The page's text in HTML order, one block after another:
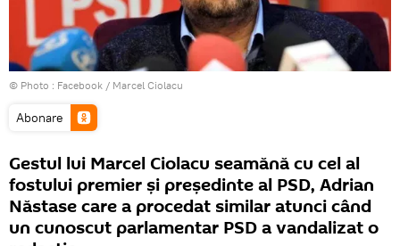
© Photo : Facebook / Marcel Ciolacu
Abonare
Gestul lui Marcel Ciolacu seamănă cu cel al
fostului premier și președinte al PSD, Adrian
Năstase care a procedat similar atunci când
un cunoscut parlamentar PSD a vandalizat o